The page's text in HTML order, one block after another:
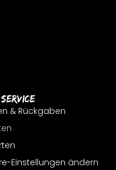
& Rückgaben
Einstellungen ändern